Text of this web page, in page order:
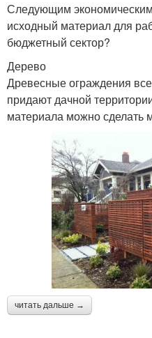
Следующим
исходный материал для
бюджетный сектор?
Дерево
Древесные ограждения
придают дачной
материала можно сделать
читать дальше →